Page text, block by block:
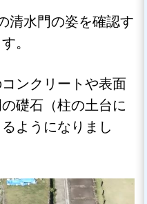
清水門の姿を確認す
。
ンクリートや表面
礎石（柱の土台に
ようになりまし